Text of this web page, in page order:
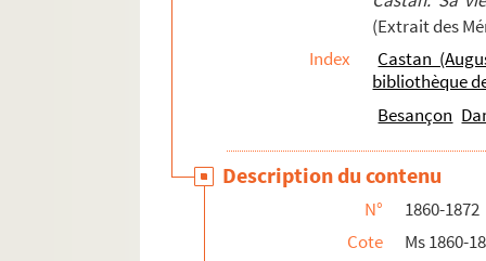
96v. 96 v°
(Extrait des
Index
Castan
bibliothèque
Besançon
Description du contenu
N°
1860-1872
Cote
Ms 1860-